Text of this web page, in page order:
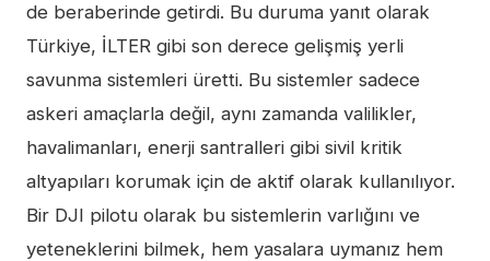
de beraberinde getirdi. Bu duruma yanıt olarak
Türkiye, İLTER gibi son derece gelişmiş yerli
savunma sistemleri üretti. Bu sistemler sadece
askeri amaçlarla değil, aynı zamanda valilikler,
havalimanları, enerji santralleri gibi sivil kritik
altyapıları korumak için de aktif olarak kullanılıyor.
Bir DJI pilotu olarak bu sistemlerin varlığını ve
yeteneklerini bilmek, hem yasalara uymanız hem